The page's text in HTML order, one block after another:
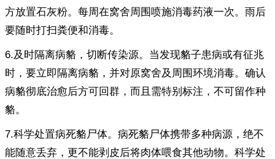
方放置石灰粉。每周在窝舍周围喷施消毒药液一次。雨后
要随时打扫粪便和消毒。
6.及时隔离病貉，切断传染源。当发现貉子患病或有征兆
时，要立即隔离病貉，并对原窝舍及周围环境消毒。确认
病貉彻底治愈后方可回群，而且需特别标注，不可留作种
貉。
7.科学处置病死貉尸体。病死貉尸体携带多种病源，绝不
能随意丢弃，更不能剥皮后将肉体喂食其他动物。科学处